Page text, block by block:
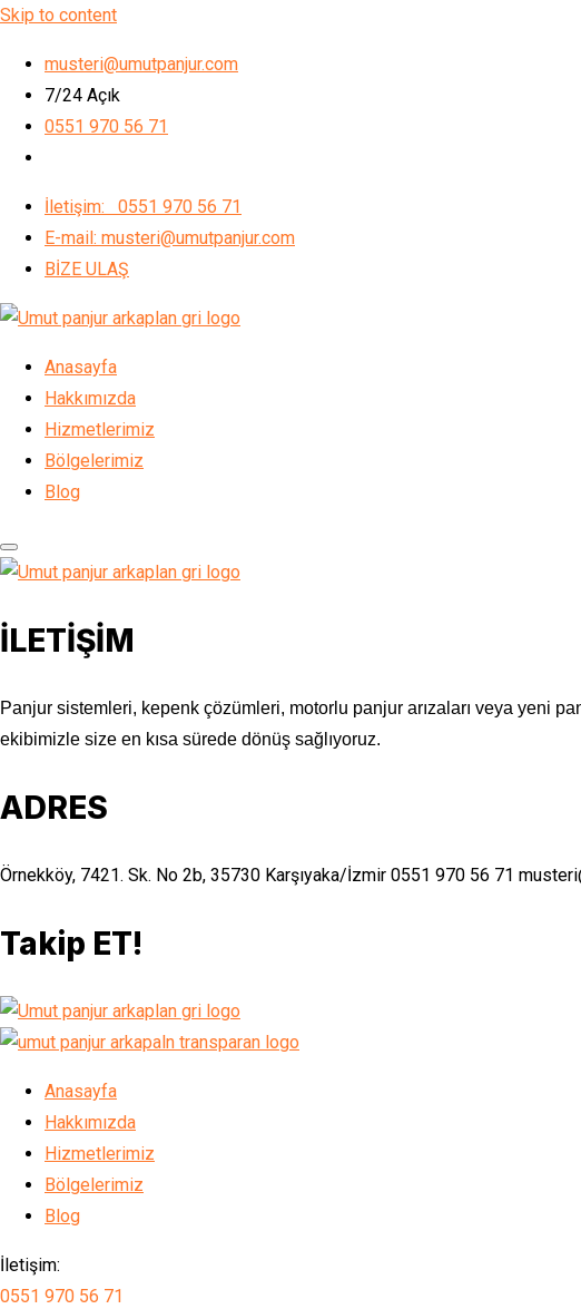
Skip to content
musteri@umutpanjur.com
7/24 Açık
0551 970 56 71
İletişim: 0551 970 56 71
E-mail: musteri@umutpanjur.com
BİZE ULAŞ
Anasayfa
Hakkımızda
Hizmetlerimiz
Bölgelerimiz
Blog
İLETİŞİM
Panjur sistemleri, kepenk çözümleri, motorlu panjur arızaları veya yeni
ekibimizle size en kısa sürede dönüş sağlıyoruz.
ADRES
Örnekköy, 7421. Sk. No 2b, 35730 Karşıyaka/İzmir 0551 970 56 71
Takip ET!
Anasayfa
Hakkımızda
Hizmetlerimiz
Bölgelerimiz
Blog
İletişim:
0551 970 56 71